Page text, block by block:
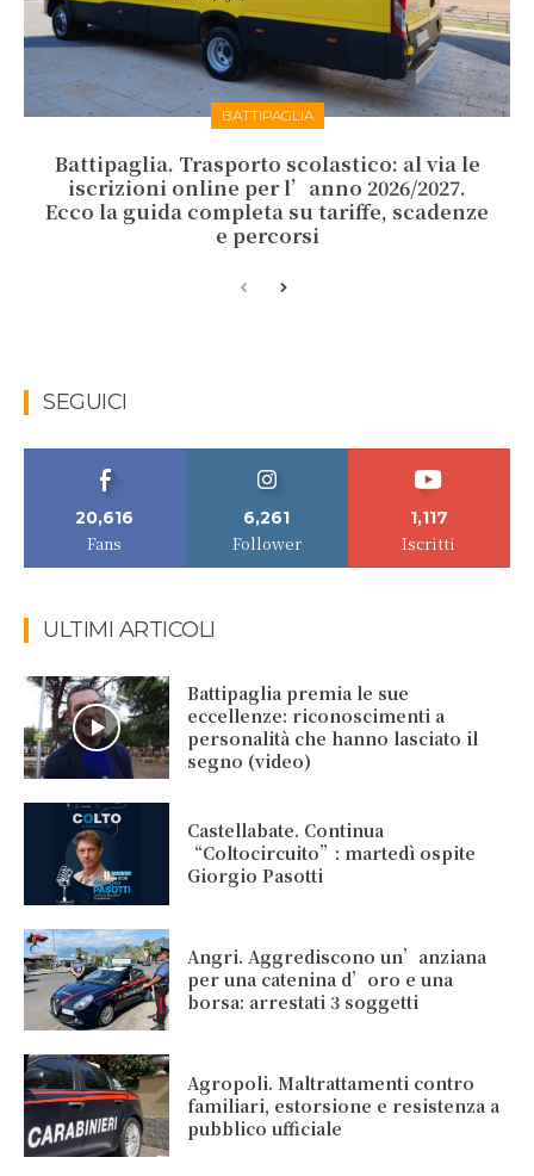
BATTIPAGLIA
Battipaglia. Trasporto scolastico: al via le
iscrizioni online per l’anno 2026/2027.
Ecco la guida completa su tariffe, scadenze
e percorsi
SEGUICI
20,616
Fans
6,261
Follower
1,117
Iscritti
ULTIMI ARTICOLI
Battipaglia premia le sue
eccellenze: riconoscimenti a
personalità che hanno lasciato il
segno (video)
Castellabate. Continua
“Coltocircuito”: martedì ospite
Giorgio Pasotti
Angri. Aggrediscono un’anziana
per una catenina d’oro e una
borsa: arrestati 3 soggetti
Agropoli. Maltrattamenti contro
familiari, estorsione e resistenza a
pubblico ufficiale